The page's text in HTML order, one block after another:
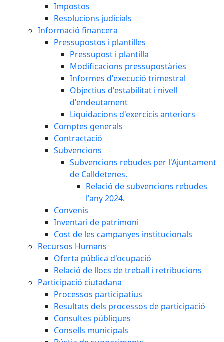
Impostos
Resolucions judicials
Informació financera
Pressupostos i plantilles
Pressupost i plantilla
Modificacions pressupostàries
Informes d'execució trimestral
Objectius d'estabilitat i nivell
d'endeutament
Liquidacions d'exercicis anteriors
Comptes generals
Contractació
Subvencions
Subvencions rebudes per l'Ajuntament
de Calldetenes.
Relació de subvencions rebudes
l'any 2024.
Convenis
Inventari de patrimoni
Cost de les campanyes institucionals
Recursos Humans
Oferta pública d'ocupació
Relació de llocs de treball i retribucions
Participació ciutadana
Processos participatius
Resultats dels processos de participació
Consultes públiques
Consells municipals